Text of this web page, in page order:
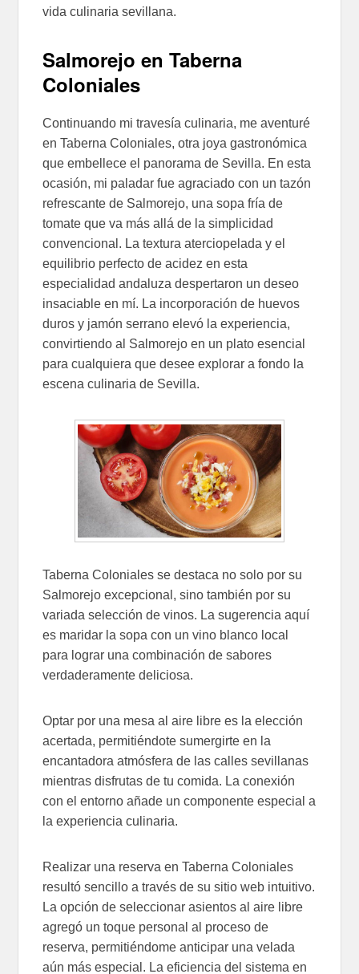
vida culinaria sevillana.
Salmorejo en Taberna
Coloniales
Continuando mi travesía culinaria, me aventuré
en Taberna Coloniales, otra joya gastronómica
que embellece el panorama de Sevilla. En esta
ocasión, mi paladar fue agraciado con un tazón
refrescante de Salmorejo, una sopa fría de
tomate que va más allá de la simplicidad
convencional. La textura aterciopelada y el
equilibrio perfecto de acidez en esta
especialidad andaluza despertaron un deseo
insaciable en mí. La incorporación de huevos
duros y jamón serrano elevó la experiencia,
convirtiendo al Salmorejo en un plato esencial
para cualquiera que desee explorar a fondo la
escena culinaria de Sevilla.
Taberna Coloniales se destaca no solo por su
Salmorejo excepcional, sino también por su
variada selección de vinos. La sugerencia aquí
es maridar la sopa con un vino blanco local
para lograr una combinación de sabores
verdaderamente deliciosa.
Optar por una mesa al aire libre es la elección
acertada, permitiéndote sumergirte en la
encantadora atmósfera de las calles sevillanas
mientras disfrutas de tu comida. La conexión
con el entorno añade un componente especial a
la experiencia culinaria.
Realizar una reserva en Taberna Coloniales
resultó sencillo a través de su sitio web intuitivo.
La opción de seleccionar asientos al aire libre
agregó un toque personal al proceso de
reserva, permitiéndome anticipar una velada
aún más especial. La eficiencia del sistema en